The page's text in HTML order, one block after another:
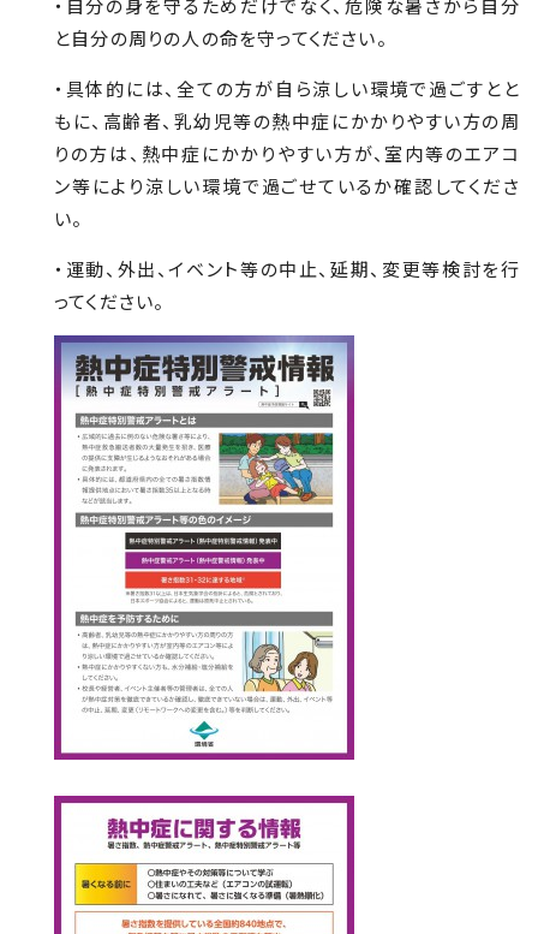
・自分の身を守るためだけでなく、危険な暑さから自分
と自分の周りの人の命を守ってください。
・具体的には、全ての方が自ら涼しい環境で過ごすとと
もに、高齢者、乳幼児等の熱中症にかかりやすい方の周
りの方は、熱中症にかかりやすい方が、室内等のエアコ
ン等により涼しい環境で過ごせているか確認してくださ
い。
・運動、外出、イベント等の中止、延期、変更等検討を行
ってください。